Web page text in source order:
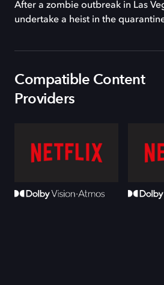
After a zombie outbreak in Las
undertake a heist in the
Compatible Content
Providers